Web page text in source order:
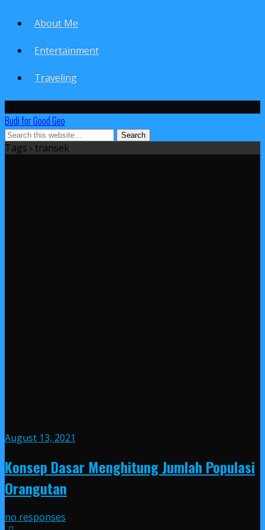
About Me
Entertainment
Traveling
Budi for Good Geo
Tags › transek
August 13, 2021
Konsep Dasar Menghitung Jumlah Populasi
Orangutan
no responses